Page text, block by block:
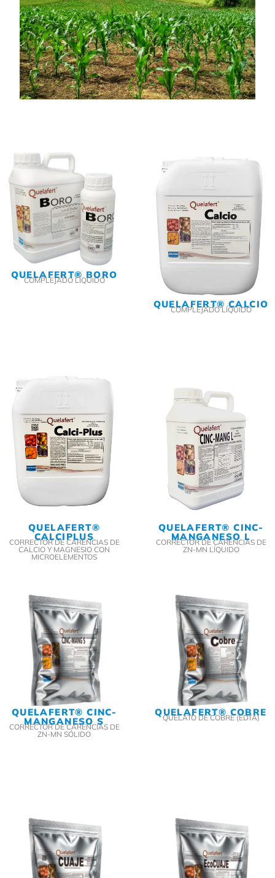
QUELAFERT® BORO
COMPLEJADO LÍQUIDO
QUELAFERT® CALCIO
COMPLEJADO LÍQUIDO
QUELAFERT®
CALCIPLUS
CORRECTOR DE CARENCIAS DE
CALCIO Y MAGNESIO CON
MICROELEMENTOS
QUELAFERT® CINC-
MANGANESO L
CORRECTOR DE CARENCIAS DE
ZN-MN LÍQUIDO
QUELAFERT® CINC-
MANGANESO S
CORRECTOR DE CARENCIAS DE
ZN-MN SÓLIDO
QUELAFERT® COBRE
QUELATO DE COBRE (EDTA)